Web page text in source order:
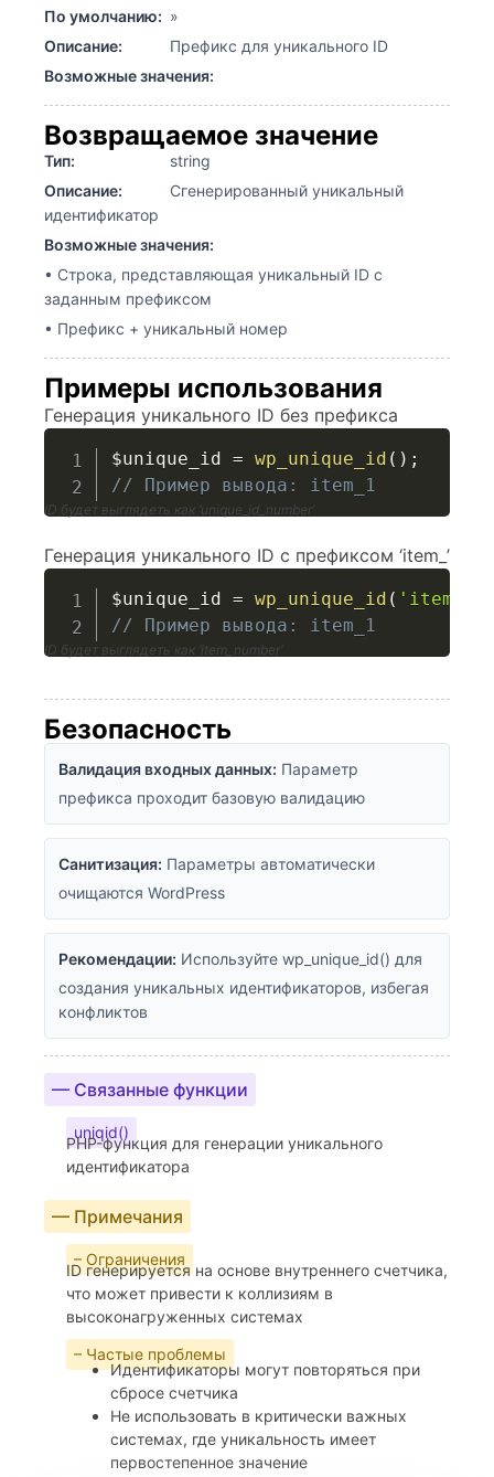
По умолчанию: »
Описание:
Префикс для уникального ID
Возможные значения:
Возвращаемое значение
Тип:
string
Описание:
Сгенерированный уникальный
идентификатор
Возможные значения:
• Строка, представляющая уникальный ID с
заданным префиксом
• Префикс + уникальный номер
Примеры использования
Генерация уникального ID без префикса
$unique_id = wp_unique_id ( ) ;
// Пример вывода: item_1
ID будет выглядеть как ‘unique_id_number’
Генерация уникального ID с префиксом ‘item_’
$unique_id = wp_unique_id ( 'item_'
// Пример вывода: item_1
ID будет выглядеть как ‘item_number’
Безопасность
Валидация входных данных: Параметр
префикса проходит базовую валидацию
Санитизация: Параметры автоматически
очищаются WordPress
Рекомендации: Используйте wp_unique_id() для
создания уникальных идентификаторов, избегая
конфликтов
— Связанные функции
uniqid()
PHP-функция для генерации уникального
идентификатора
— Примечания
– Ограничения
ID генерируется на основе внутреннего счетчика,
что может привести к коллизиям в
высоконагруженных системах
– Частые проблемы
Идентификаторы могут повторяться при
сбросе счетчика
Не использовать в критически важных
системах, где уникальность имеет
первостепенное значение